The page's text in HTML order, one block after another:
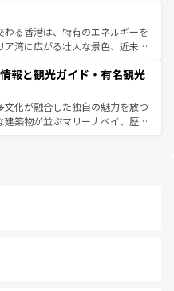
、ベトナムコーヒーなどは、ぜ
の地域を訪れてもあたたかい人々
ので、きっと忘れられない旅にな
部ではチェンマイなどの山岳地
部ではプーケットやクラビの美し
を楽しむことができる。タイ料理
で、どの季節にも異なる楽しみ
いタイの人々、仏教を中心とし
光資源が、訪れる旅人を魅了し続
イ情報はコンテンツ一覧を参照して
わる香港は、特有のエネルギーを
ア湾に広がる壮大な景色、近未来
るはず。観光スポットが密集し
を回れるのも魅力。息をのむよ
験まで、香港を存分に楽しみ尽く
港情報はコンテンツ一覧を参照して
報と観光ガイド・有名観光
文化が融合した独自の魅力を放つ
建築物が並ぶマリーナベイ、歴史
情を楽しめる外せないスポット